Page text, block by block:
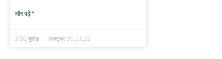
और पढ़ें "
3:50 पूर्वाह्न अक्टूबर 30, 2025